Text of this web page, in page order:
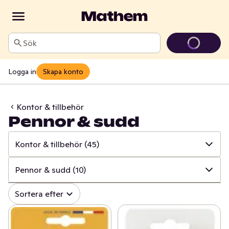
Sök
Logga in Skapa konto
Kontor & tillbehör
Pennor & sudd
Kontor & tillbehör (45)
✓ Alla (1004)
✓ Hushålls- & toapapper
Disk & städ (208)
Pennor & sudd (10)
✓ Alla (45)
Inslagspapper & band (9)
Sortera efter